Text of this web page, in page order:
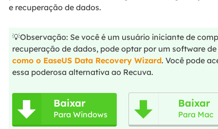
e recuperação de dados.
💡Observação: Se você é um usuário iniciante de
recuperação de dados, pode optar por um software
como o EaseUS Data Recovery Wizard. Você pode
essa poderosa alternativa ao Recuva.
 Baixar
Para Windows  Baixar
Para Mac